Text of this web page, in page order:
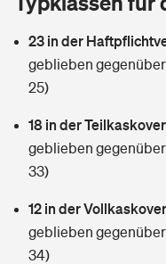
Wer versichert was:
Sie haben Fragen?
Mietkautionsversicherung
Restkreditversicherung
Zur Übersicht
Tools
Kinderunfall­ver­si­che­rung
Kinderinvalidität
Hundehalter-Haftpflicht
Handyversicherung
Tierkrankenversicherung
Zur Übersicht
Tools
Wer versichert was:
Sie haben Fragen?
23 in der
geblieben gegenüber
25)
18 in der
geblieben gegenüber
33)
12 in der
geblieben gegenüber
34)